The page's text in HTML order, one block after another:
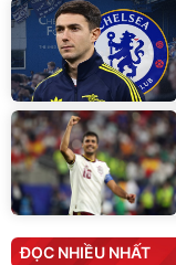
ĐỌC NHIỀU NHẤT